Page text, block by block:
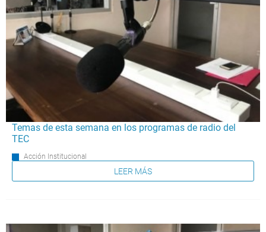
Temas de esta semana en los programas de radio del
TEC
Acción Institucional
LEER MÁS